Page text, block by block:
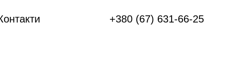
+380 (67) 631-66-25